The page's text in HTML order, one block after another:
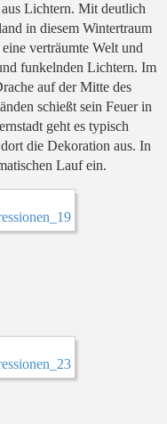
Lichtern. Mit deutlich
in diesem Wintertraum
verträumte Welt und
funkelnden Lichtern. Im
auf der Mitte des
schießt sein Feuer in
geht es typisch
die Dekoration aus. In
Lauf ein.